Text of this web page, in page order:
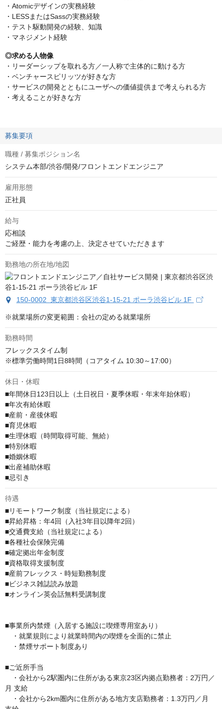
・Atomicデザインの実務経験
・LESSまたはSassの実務経験
・テスト駆動開発の経験、知識
・マネジメント経験
◎求める人物像
・リーダーシップを取れる方／一人称で主体的に動ける方
・ベンチャースピリッツが好きな方
・サービスの開発とともにユーザへの価値提供まで考えられる方
・考えることが好きな方
募集要項
職種 / 募集ポジション名
システム本部/渋谷/開発/フロントエンドエンジニア
雇用形態
正社員
給与
応相談
ご経歴・能力を考慮の上、決定させていただきます
勤務地の所在地/地図
150-0002 東京都渋谷区渋谷1-15-21 ポーラ渋谷ビル 1F
※就業場所の変更範囲：会社の定める就業場所
勤務時間
フレックスタイム制
※標準労働時間1日8時間（コアタイム 10:30～17:00）
休日・休暇
■年間休日123日以上（土日祝日・夏季休暇・年末年始休暇）
■年次有給休暇
■産前・産後休暇
■育児休暇
■生理休暇（時間取得可能、無給）
■特別休暇
■婚姻休暇
■出産補助休暇
■忌引き
待遇
■リモートワーク制度（当社規定による）
■昇給昇格：年4回（入社3年目以降年2回）
■交通費支給（当社規定による）
■各種社会保険完備
■確定拠出年金制度
■資格取得支援制度
■産前フレックス・時短勤務制度
■ビジネス雑誌読み放題
■オンライン英会話無料受講制度
■事業所内禁煙（入居する施設に喫煙専用室あり）
・就業規則により就業時間内の喫煙を全面的に禁止
・禁煙サポート制度あり
■ご近所手当
・会社から2駅圏内に住所がある東京23区内拠点勤務者：2万円／
月 支給
・会社から2km圏内に住所がある地方支店勤務者：1.3万円／月